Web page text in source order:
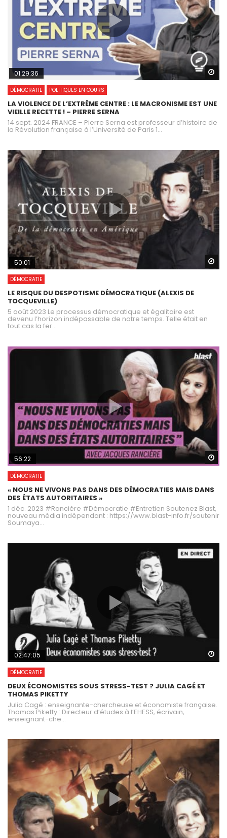
01:29:36
DÉMOCRATIE POLITIQUES EN COURS
LA VIOLENCE DE L’EXTRÊME CENTRE : LE MACRONISME EST UNE
VIEILLE RECETTE ! – PIERRE SERNA
14 sept. 2024 FRANCE – Pierre Serna est professeur d’histoire de
la Révolution française à l’Université de Paris 1...
50:01
DÉMOCRATIE
LE RISQUE DU DESPOTISME DÉMOCRATIQUE (ALEXIS DE
TOCQUEVILLE)
5 août 2023 Le processus démocratique et égalitaire est
devenu l’horizon indépassable de notre temps. Telle était en
tout cas la fer...
56:22
DÉMOCRATIE
« NOUS NE VIVONS PAS DANS DES DÉMOCRATIES MAIS DANS
DES ÉTATS AUTORITAIRES »
1 déc. 2023 #Rancière #Démocratie #Entretien Soutenez Blast,
nouveau média indépendant : https://www.blast-info.fr/soutenir
Soumaya...
02:47:05
DÉMOCRATIE
DEUX ÉCONOMISTES SOUS STRESS-TEST ? JULIA CAGÉ ET
THOMAS PIKETTY
Julia Cagé : enseignante-chercheuse et économiste française.
Thomas Piketty : Directeur d’études à l’EHESS, écrivain,
enseignant-che...